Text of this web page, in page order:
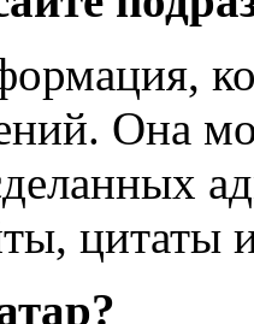
Она
цитаты